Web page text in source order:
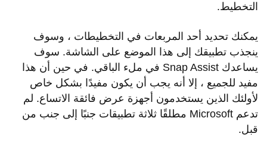
التخطيط.
يمكنك تحديد أحد المربعات في التخطيطات ، وسوف
ينجذب تطبيقك إلى هذا الموضع على الشاشة. سوف
يساعدك Snap Assist في ملء الباقي. في حين أن هذا
مفيد للجميع ، إلا أنه يجب أن يكون مفيدًا بشكل خاص
لأولئك الذين يستخدمون أجهزة عرض فائقة الاتساع. لم
تدعم Microsoft مطلقًا ثلاثة تطبيقات جنبًا إلى جنب من
قبل.